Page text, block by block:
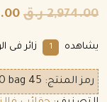
2,974.00 ر.ق
يشاهده 1 زائر فى
رمز المنتج: bag 45